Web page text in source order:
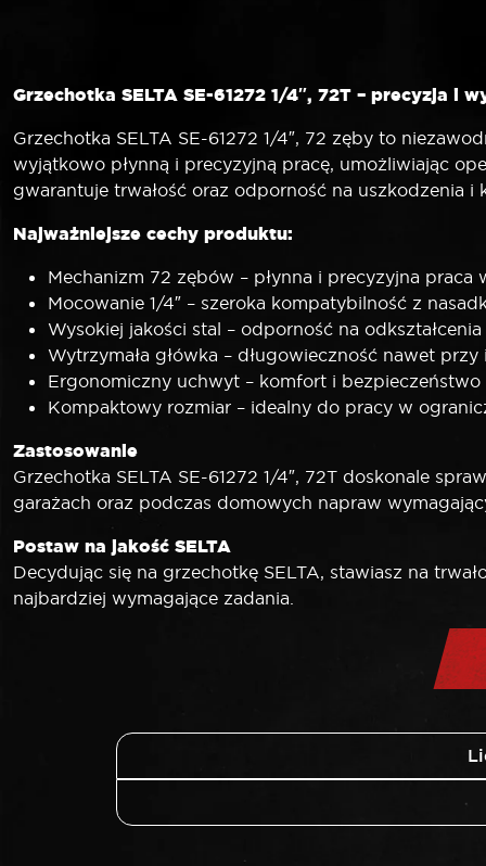
Grzechotka SELTA SE-61272 1/4″, 72T – precyzja i
Grzechotka SELTA SE-61272 1/4″, 72 zęby to
wyjątkowo płynną i precyzyjną pracę, umożliwiając
gwarantuje trwałość oraz odporność na uszkodzenia i
Najważniejsze cechy produktu:
Mechanizm 72 zębów – płynna i precyzyjna
Mocowanie 1/4″ – szeroka kompatybilność z
Wysokiej jakości stal – odporność na
Wytrzymała główka – długowieczność nawet
Ergonomiczny uchwyt – komfort i
Kompaktowy rozmiar – idealny do pracy w
Zastosowanie
Grzechotka SELTA SE-61272 1/4″, 72T doskonale
garażach oraz podczas domowych napraw
Postaw na jakość SELTA
Decydując się na grzechotkę SELTA, stawiasz na
najbardziej wymagające zadania.